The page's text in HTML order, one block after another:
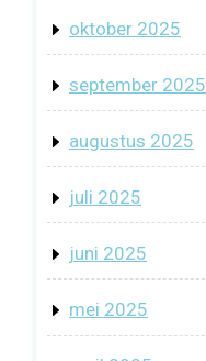
oktober 2025
september 2025
augustus 2025
juli 2025
juni 2025
mei 2025